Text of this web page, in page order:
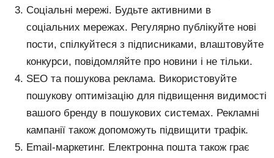
Соціальні мережі. Будьте активними в
соціальних мережах. Регулярно публікуйте нові
пости, спілкуйтеся з підписниками, влаштовуйте
конкурси, повідомляйте про новини і не тільки.
SEO та пошукова реклама. Використовуйте
пошукову оптимізацію для підвищення видимості
вашого бренду в пошукових системах. Рекламні
кампанії також допоможуть підвищити трафік.
Email-маркетинг. Електронна пошта також грає